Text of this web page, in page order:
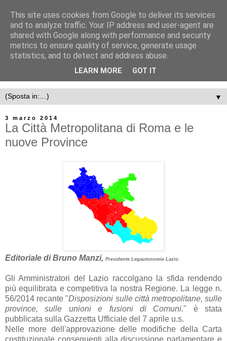
▼
3 marzo 2014
La Città Metropolitana di Roma e le
nuove Province
Editoriale di Bruno Manzi, Presidente Legautonomie Lazio.
Gli Amministratori del Lazio raccolgano la sfida rendendo
più equilibrata e competitiva la nostra Regione. La legge n.
56/2014 recante "Disposizioni sulle città metropolitane, sulle
province, sulle unioni e fusioni di Comuni." è stata
pubblicata sulla Gazzetta Ufficiale del 7 aprile u.s.
Nelle more dell'approvazione delle modifiche della Carta
This site uses cookies from Google to deliver its services
and to analyze traffic. Your IP address and user-agent are
shared with Google along with performance and security
metrics to ensure quality of service, generate usage
statistics, and to detect and address abuse.
LEARN MORE GOT IT